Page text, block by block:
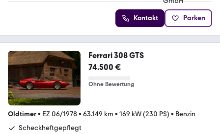
Kontakt Parken
Ferrari 308 GTS
74.500 €
Ohne Bewertung
Oldtimer• EZ 06/1978• 63.149 km • 169 kW (230 PS) • Benzin
Scheckheftgepflegt